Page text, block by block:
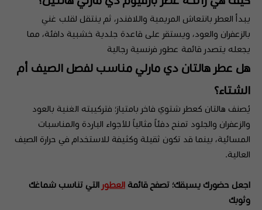
يبدأ العطر بانتعاش المريمية واللافندر، ثم ينتقل لقلب غني
بالزعفران والعود، ويستقر على قاعدة جلدية خشبية دافئة، مما
يجعله يتصدر قائمة عطور فرنسية رجالية
هل عطر هالتان دي مارلي مناسب لفصل الصيف أم
الشتاء؟
يُصنف هالتان كعطر شتوي فاخر بامتياز؛ فتركيبته الغنية بالعود
والزعفران والجلود تمنح دفئاً مثالياً للأجواء الباردة والمناسبات
المسائية، بينما قد تكون ثقيلة وكثيفة للاستخدام في حرارة الصيف
العالية.
اجعل حضورك يسبقك؛ تصفح قائمة العطور التي تناسب شماغك
وثوبك